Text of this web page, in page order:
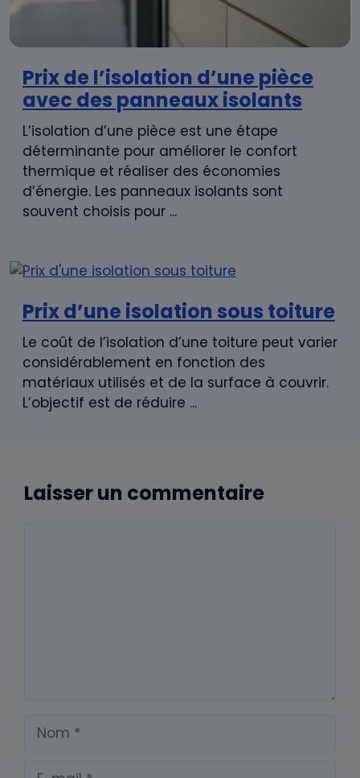
Prix de l’isolation d’une pièce
avec des panneaux isolants
L’isolation d’une pièce est une étape
déterminante pour améliorer le confort
thermique et réaliser des économies
d’énergie. Les panneaux isolants sont
souvent choisis pour ...
Prix d’une isolation sous toiture
Le coût de l’isolation d’une toiture peut varier
considérablement en fonction des
matériaux utilisés et de la surface à couvrir.
L’objectif est de réduire ...
Laisser un commentaire
Nom